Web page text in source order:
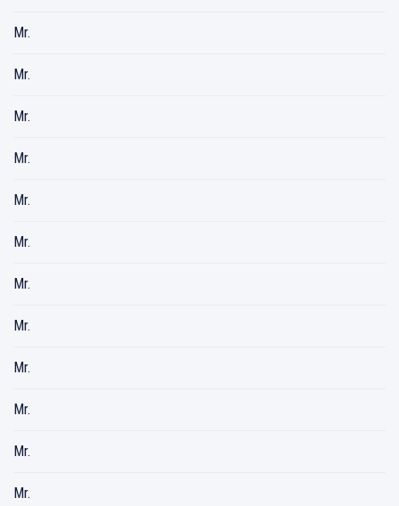
Mr.
Mr.
Mr.
Mr.
Mr.
Mr.
Mr.
Mr.
Mr.
Mr.
Mr.
Mr.